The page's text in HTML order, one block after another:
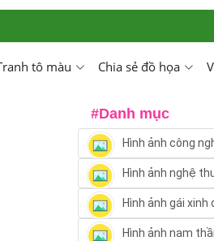
tô màu Chia sẻ đồ họa
#Danh mục
Hình ảnh công
Hình ảnh nghệ
Hình ảnh gái xinh
Hình ảnh nam